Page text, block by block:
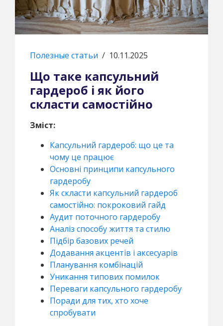
Полезные статьи / 10.11.2025
Що таке капсульний
гардероб і як його
скласти самостійно
Зміст:
Капсульний гардероб: що це та
чому це працює
Основні принципи капсульного
гардеробу
Як скласти капсульний гардероб
самостійно: покроковий гайд
Аудит поточного гардеробу
Аналіз способу життя та стилю
Підбір базових речей
Додавання акцентів і аксесуарів
Планування комбінацій
Уникання типових помилок
Переваги капсульного гардеробу
Поради для тих, хто хоче
спробувати